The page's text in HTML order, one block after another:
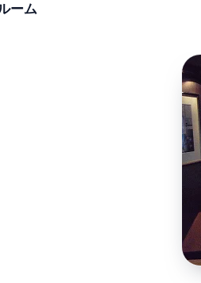
ーム